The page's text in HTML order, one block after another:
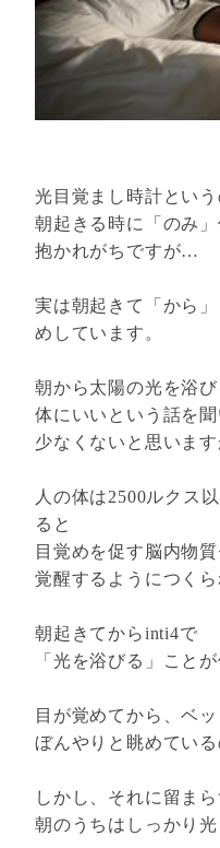
光目覚まし時計とい
朝起きる時に「のみ
抱かれがちですが…
実は朝起きて「から
めしています。
朝から太陽の光を浴
体にいいという話を
少なくないと思います
人の体は2500ルクス
ると
目覚めを促す脳内物
覚醒するようにつくら
朝起きてからinti4で
「光を浴びる」こと
目が覚めてから、ベ
ぼんやりと眺めている
しかし、それに留ま
朝のうちはしっかり